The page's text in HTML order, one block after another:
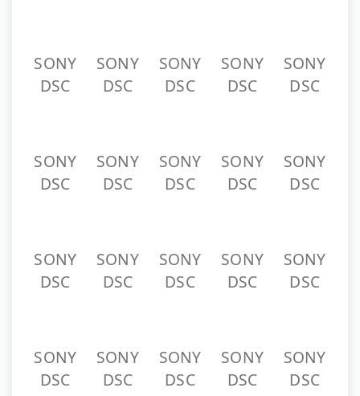
SONY
DSC
SONY
DSC
SONY
DSC
SONY
DSC
SONY
DSC
SONY
DSC
SONY
DSC
SONY
DSC
SONY
DSC
SONY
DSC
SONY
DSC
SONY
DSC
SONY
DSC
SONY
DSC
SONY
DSC
SONY
DSC
SONY
DSC
SONY
DSC
SONY
DSC
SONY
DSC